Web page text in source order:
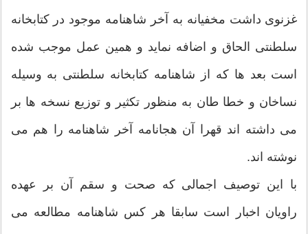
غزنوی داشت مخفیانه به آخر شاهنامه موجود در کتابخانه
سلطنتی الحاق و اضافه نماید و همین عمل موجب شده
است بعد ها که از شاهنامه کتابخانه سلطنتی به وسیله
نساخان و خطا طان به منظور تکثیر و توزیع نسخه ها بر
می داشته اند قهرا آن هجانامه آخر شاهنامه را هم می
نوشته اند.
با این توصیف اجمالی که صحت و سقم آن بر عهده
راویان اخبار است سابقا هر کس شاهنامه مطالعه می